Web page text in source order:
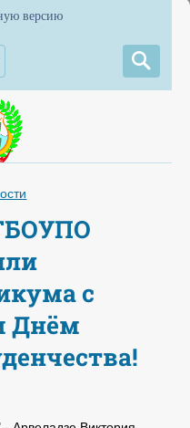
версию
с
Днём